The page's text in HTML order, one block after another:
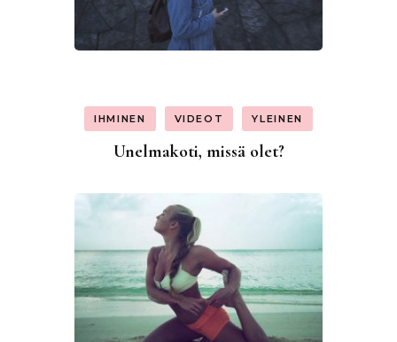
IHMINEN VIDEOT YLEINEN
Unelmakoti, missä olet?